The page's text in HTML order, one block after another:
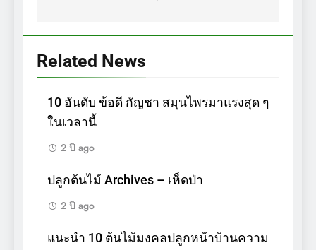
Related News
10 อันดับ ข้อดี กัญชา สมุนไพรมาแรงสุด ๆ
ในเวลานี้
2 ปี ago
ปลูกต้นไม้ Archives – เห็ดป่า
2 ปี ago
แนะนำ 10 ต้นไม้มงคลปลูกหน้าบ้านความ